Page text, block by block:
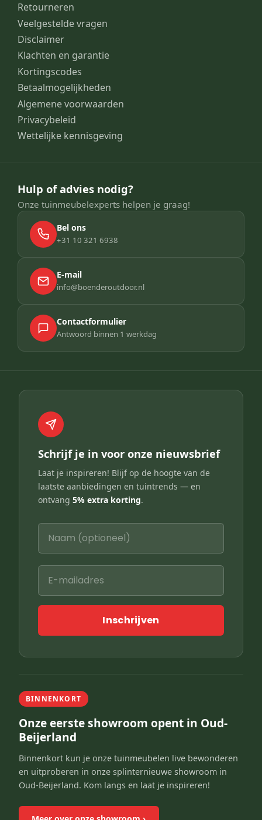
Retourneren
Veelgestelde vragen
Disclaimer
Klachten en garantie
Kortingscodes
Betaalmogelijkheden
Algemene voorwaarden
Privacybeleid
Wettelijke kennisgeving
Hulp of advies nodig?
Onze tuinmeubelexperts helpen je graag!
Bel ons
+31 10 321 6938
E-mail
info@boenderoutdoor.nl
Contactformulier
Antwoord binnen 1 werkdag
Schrijf je in voor onze nieuwsbrief
Laat je inspireren! Blijf op de hoogte van de
laatste aanbiedingen en tuintrends — en
ontvang 5% extra korting.
Inschrijven
BINNENKORT
Onze eerste showroom opent in Oud-
Beijerland
Binnenkort kun je onze tuinmeubelen live bewonderen
en uitproberen in onze splinternieuwe showroom in
Oud-Beijerland. Kom langs en laat je inspireren!